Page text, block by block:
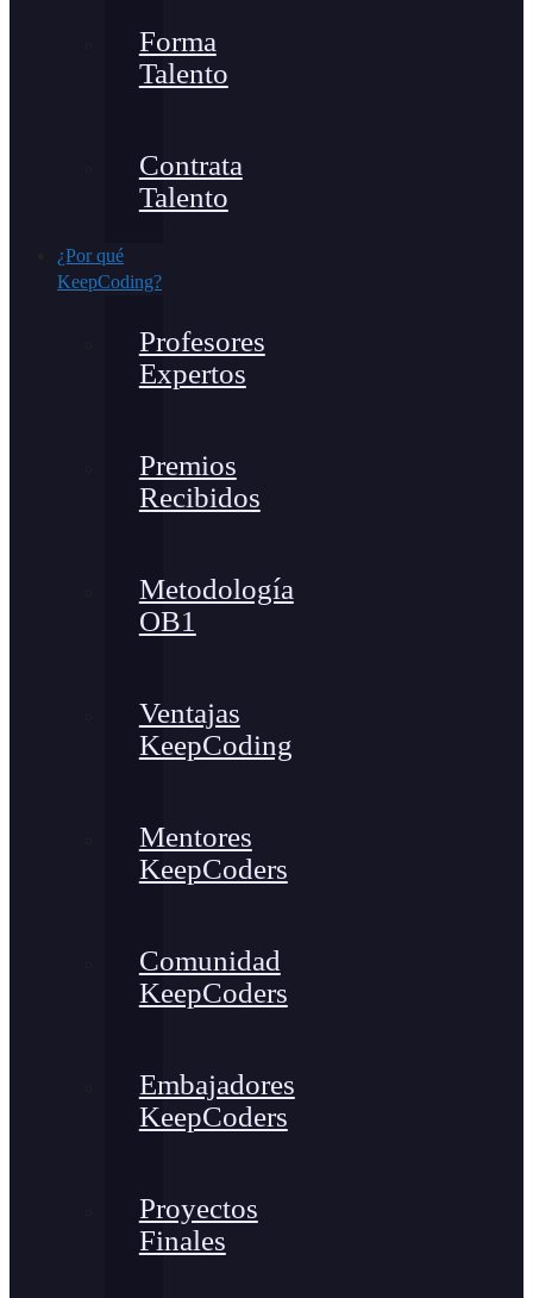
Forma
Talento
Contrata
Talento
¿Por qué
KeepCoding?
Profesores
Expertos
Premios
Recibidos
Metodología
OB1
Ventajas
KeepCoding
Mentores
KeepCoders
Comunidad
KeepCoders
Embajadores
KeepCoders
Proyectos
Finales